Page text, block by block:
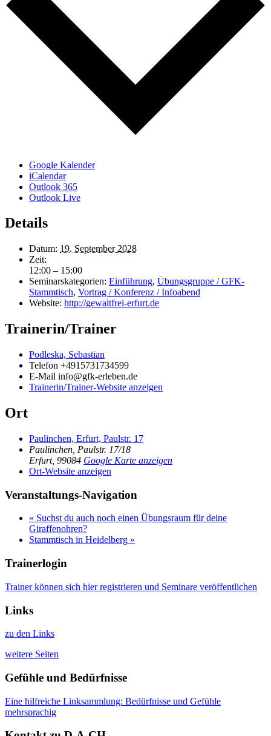
Google Kalender
iCalendar
Outlook 365
Outlook Live
Details
Datum: 19. September 2028
Zeit:
12:00 – 15:00
Seminarskategorien: Einführung, Übungsgruppe / GFK-
Stammtisch, Vortrag / Konferenz / Infoabend
Website: http://gewaltfrei-erfurt.de
Trainerin/Trainer
Podleska, Sebastian
Telefon +4915731734599
E-Mail info@gfk-erleben.de
Trainerin/Trainer-Website anzeigen
Ort
Paulinchen, Erfurt, Paulstr. 17
Paulinchen, Paulstr. 17/18
Erfurt, 99084 Google Karte anzeigen
Ort-Website anzeigen
Veranstaltungs-Navigation
« Suchst du auch noch einen Übungsraum für deine
Giraffenohren?
Stammtisch in Heidelberg »
Trainerlogin
Trainer können sich hier registrieren und Seminare veröffentlichen
Links
zu den Links
weitere Seiten
Gefühle und Bedürfnisse
Eine hilfreiche Linksammlung: Bedürfnisse und Gefühle
mehrsprachig